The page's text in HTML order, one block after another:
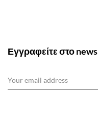
Εγγραφείτε στο